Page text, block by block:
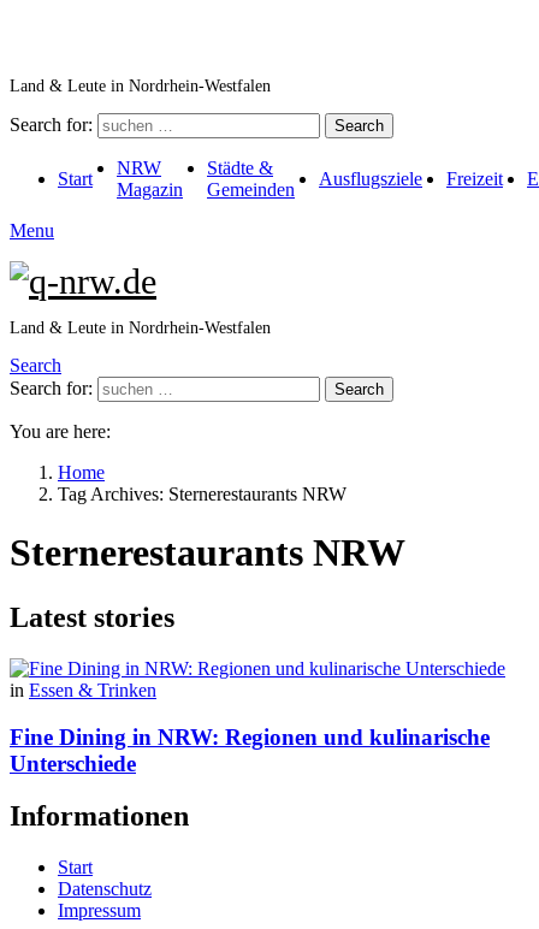
Land & Leute in Nordrhein-Westfalen
Search for: Search
Start
NRW
Magazin
Städte &
Gemeinden
Ausflugsziele Freizeit
Menu
Land & Leute in Nordrhein-Westfalen
Search
Search for:
Search
You are here:
Home
Tag Archives: Sternerestaurants NRW
Sternerestaurants NRW
Latest stories
in Essen & Trinken
Fine Dining in NRW: Regionen und kulinarische
Unterschiede
Informationen
Start
Datenschutz
Impressum